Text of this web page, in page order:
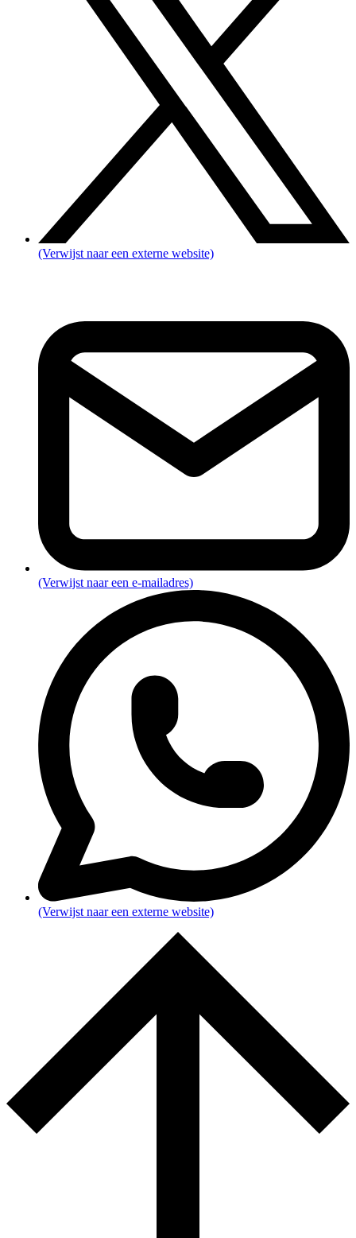
(Verwijst naar een externe website)
(Verwijst naar een e-mailadres)
(Verwijst naar een externe website)